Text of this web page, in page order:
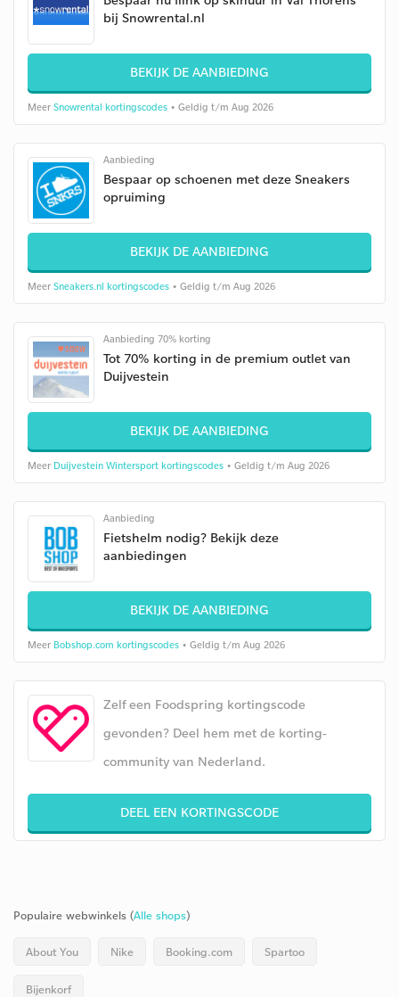
bij Snowrental.nl
BEKIJK DE AANBIEDING
Meer Snowrental kortingscodes • Geldig t/m Aug 2026
Aanbieding
Bespaar op schoenen met deze Sneakers
opruiming
BEKIJK DE AANBIEDING
Meer Sneakers.nl kortingscodes • Geldig t/m Aug 2026
Aanbieding 70% korting
Tot 70% korting in de premium outlet van
Duijvestein
BEKIJK DE AANBIEDING
Meer Duijvestein Wintersport kortingscodes • Geldig t/m Aug 2026
Aanbieding
Fietshelm nodig? Bekijk deze
aanbiedingen
BEKIJK DE AANBIEDING
Meer Bobshop.com kortingscodes • Geldig t/m Aug 2026
Zelf een Foodspring kortingscode
gevonden? Deel hem met de korting-
community van Nederland.
DEEL EEN KORTINGSCODE
Populaire webwinkels (Alle shops)
About You Nike Booking.com Spartoo
Bijenkorf